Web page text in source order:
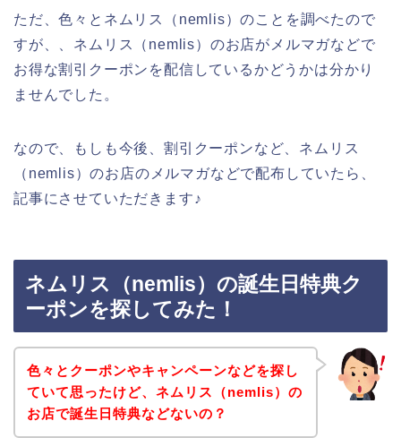
ただ、色々とネムリス（nemlis）のことを調べたので
すが、、ネムリス（nemlis）のお店がメルマガなどで
お得な割引クーポンを配信しているかどうかは分かり
ませんでした。
なので、もしも今後、割引クーポンなど、ネムリス
（nemlis）のお店のメルマガなどで配布していたら、
記事にさせていただきます♪
ネムリス（nemlis）の誕生日特典ク
ーポンを探してみた！
色々とクーポンやキャンペーンなどを探し
ていて思ったけど、ネムリス（nemlis）の
お店で誕生日特典などないの？